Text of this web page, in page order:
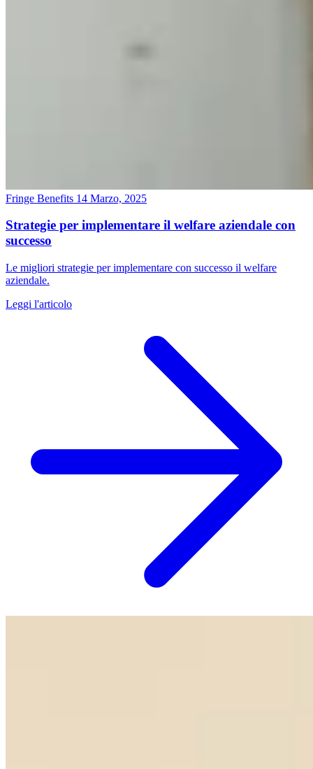
Fringe Benefits 14 Marzo, 2025
Strategie per implementare il welfare aziendale con
successo
Le migliori strategie per implementare con successo il welfare
aziendale.
Leggi l'articolo